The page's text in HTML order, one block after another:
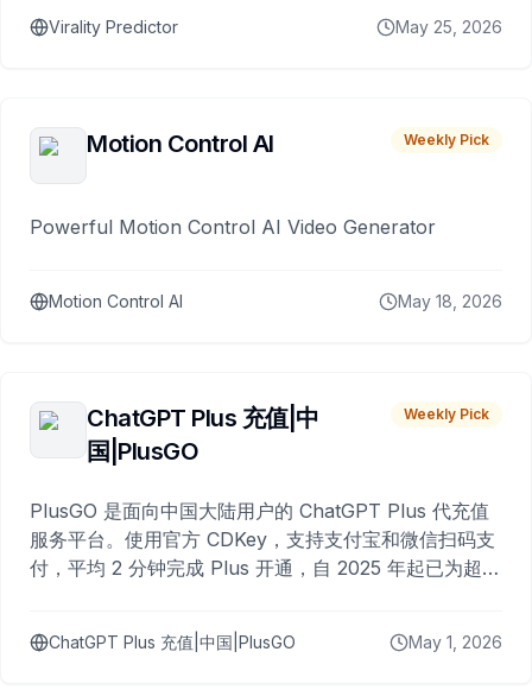
Virality Predictor May 25, 2026
Motion Control AI Weekly Pick
Powerful Motion Control AI Video Generator
Motion Control AI May 18, 2026
ChatGPT Plus 充值|中
国|PlusGO
Weekly Pick
PlusGO 是面向中国大陆用户的 ChatGPT Plus 代充值
服务平台。使用官方 CDKey，支持支付宝和微信扫码支
付，平均 2 分钟完成 Plus 开通，自 2025 年起已为超过
ChatGPT Plus 充值|中国|PlusGO May 1, 2026